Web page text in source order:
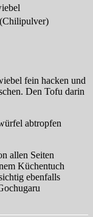
fein hacken und
Den Tofu darin
abtropfen
allen Seiten
Küchentuch
ebenfalls